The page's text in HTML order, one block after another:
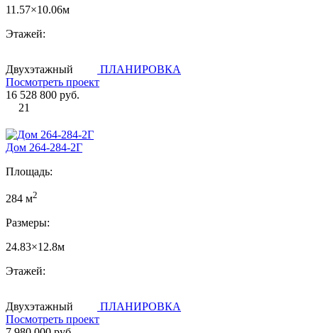
11.57×10.06м
Этажей:
Двухэтажный
ПЛАНИРОВКА
Посмотреть проект
16 528 800 руб.
21
Дом 264-284-2Г
Площадь:
284 м2
Размеры:
24.83×12.8м
Этажей:
Двухэтажный
ПЛАНИРОВКА
Посмотреть проект